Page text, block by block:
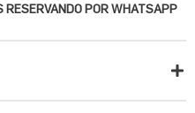
POR WHATSAPP